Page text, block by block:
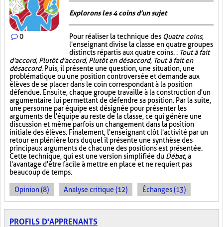
0
Explorons les 4 coins d'un sujet
Pour réaliser la technique des Quatre coins,
l'enseignant divise la classe en quatre groupes
distincts répartis aux quatre coins. : Tout à fait
d'accord, Plutôt d'accord, Plutôt en désaccord, Tout à fait en
désaccord. Puis, il présente une question, une situation, une
problématique ou une position controversée et demande aux
élèves de se placer dans le coin correspondant à la position
défendue. Ensuite, chaque groupe travaille à la construction d'un
argumentaire lui permettant de défendre sa position. Par la suite,
une personne par équipe est désignée pour présenter les
arguments de l'équipe au reste de la classe, ce qui génère une
discussion et même parfois un changement dans la position
initiale des élèves. Finalement, l'enseignant clôt l'activité par un
retour en plénière lors duquel il présente une synthèse des
principaux arguments de chacune des positions est présentée.
Cette technique, qui est une version simplifiée du Débat, a
l'avantage d'être facile à mettre en place et ne requiert pas
beaucoup de temps.
Opinion (8) Analyse critique (12) Échanges (13)
PROFILS D'APPRENANTS